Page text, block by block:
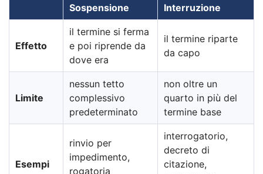
Sospensione Interruzione
Effetto
il termine si ferma
e poi riprende da
dove era
il termine riparte
da capo
Limite
nessun tetto
complessivo
predeterminato
non oltre un
quarto in più del
termine base
Esempi
rinvio per
impedimento,
rogatoria
interrogatorio,
decreto di
citazione,